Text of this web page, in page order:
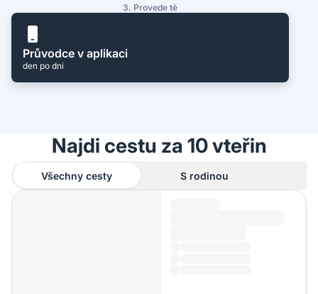
3. Provede tě
Průvodce v aplikaci
den po dni
Najdi cestu za 10 vteřin
Všechny cesty S rodinou